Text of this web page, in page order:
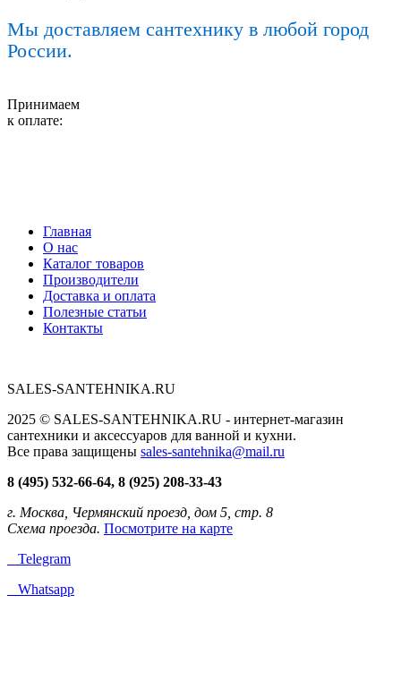
Мы доставляем сантехнику в любой город
России.
Принимаем
к оплате:
Главная
О нас
Каталог товаров
Производители
Доставка и оплата
Полезные статьи
Контакты
SALES-SANTEHNIKA.RU
2025 © SALES-SANTEHNIKA.RU - интернет-магазин
сантехники и аксессуаров для ванной и кухни.
Все права защищены sales-santehnika@mail.ru
8 (495) 532-66-64, 8 (925) 208-33-43
г. Москва, Чермянский проезд, дом 5, стр. 8
Схема проезда. Посмотрите на карте
Telegram
Whatsapp